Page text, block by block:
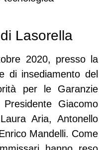
Lasorella
2020, presso la
di insediamento del
per le Garanzie
Giacomo
Aria, Antonello
Mandelli. Come